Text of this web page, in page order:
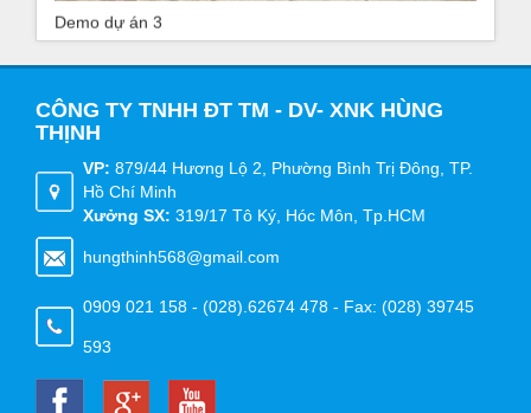
Demo dự án 3
CÔNG TY TNHH ĐT TM - DV- XNK HÙNG
THỊNH
VP: 879/44 Hương Lộ 2, Phường Bình Trị Đông, TP.
Hồ Chí Minh
Xưởng SX: 319/17 Tô Ký, Hóc Môn, Tp.HCM
hungthinh568@gmail.com
0909 021 158 - (028).62674 478 - Fax: (028) 39745
593